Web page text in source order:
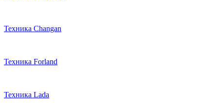
Техника Changan
Техника Forland
Техника Lada